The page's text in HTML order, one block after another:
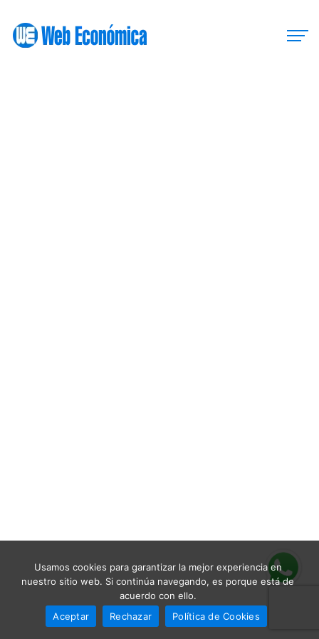
Usamos cookies para garantizar la mejor experiencia en
nuestro sitio web. Si continúa navegando, es porque está de
acuerdo con ello.
Aceptar
Rechazar Política de Cookies